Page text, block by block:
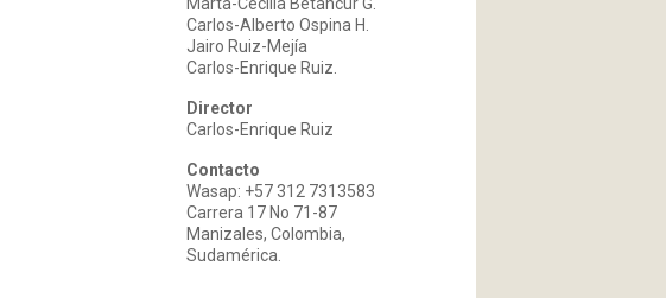
Carlos-Alberto Ospina H.
Jairo Ruiz-Mejía
Carlos-Enrique Ruiz.
Director
Carlos-Enrique Ruiz
Contacto
Wasap: +57 312 7313583
Carrera 17 No 71-87
Manizales, Colombia,
Sudamérica.